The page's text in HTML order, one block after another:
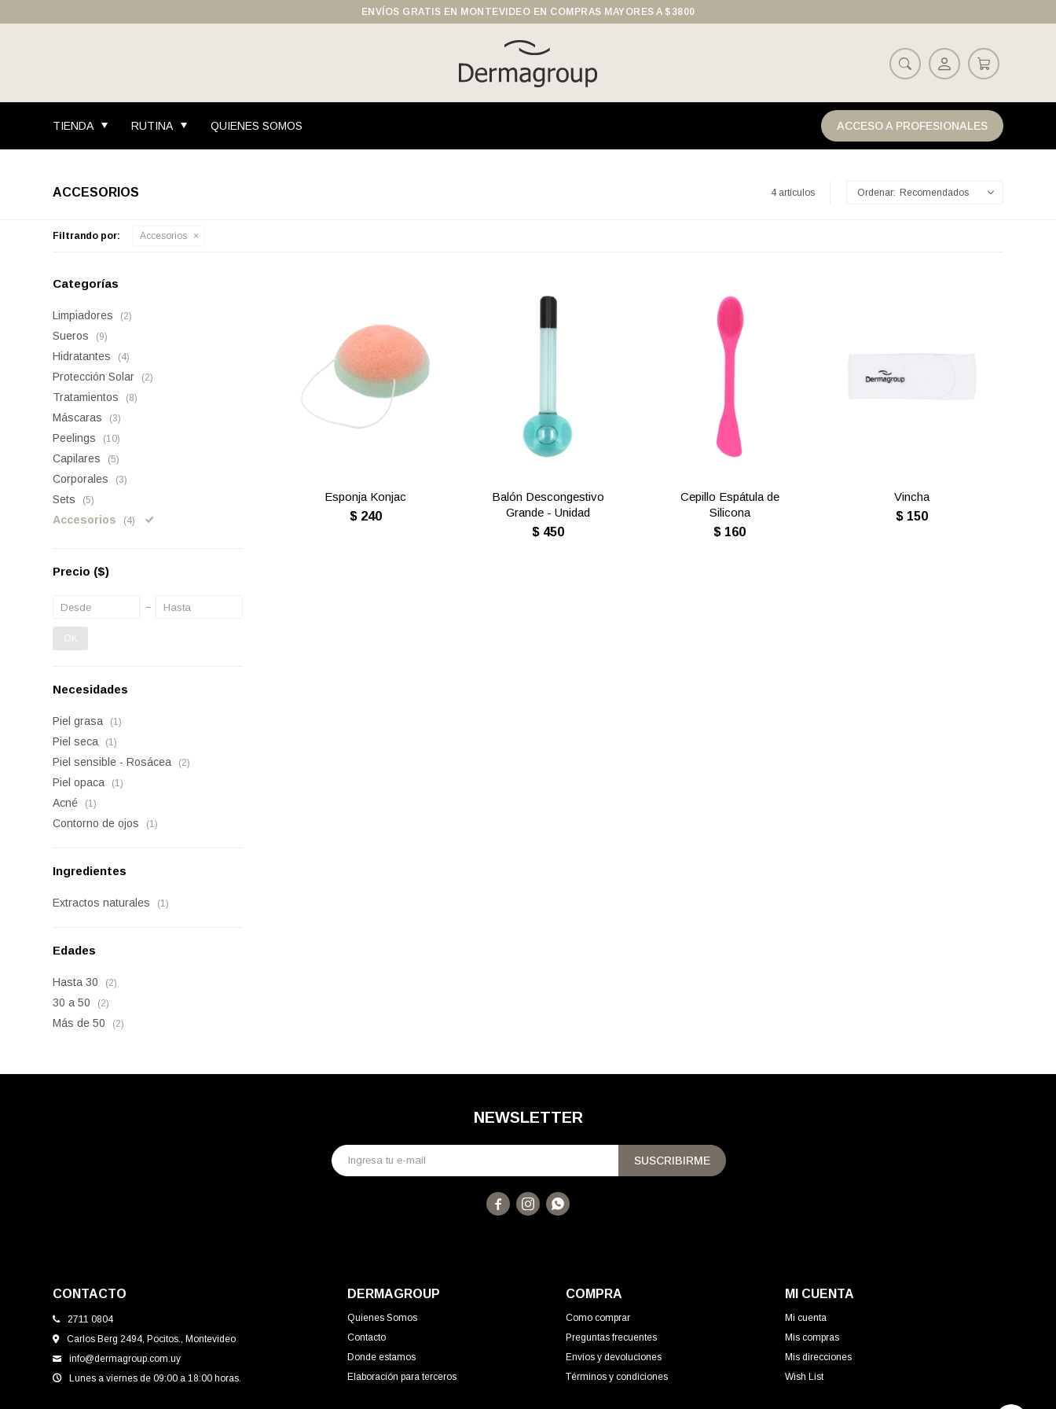
TIENDA RUTINA QUIENES SOMOS ACCESO A PROFESIONALES
ENVÍOS GRATIS EN MONTEVIDEO EN COMPRAS MAYORES A $3800
ACCESORIOS 4 artículos Recomendados
Filtrando por: Accesorios
Esponja Konjac
$ 240
Balón Descongestivo
Grande - Unidad
$ 450
Cepillo Espátula de
Silicona
$ 160
Vincha
$ 150
Categorías
Limpiadores (2)
Sueros (9)
Hidratantes (4)
Protección Solar (2)
Tratamientos (8)
Máscaras (3)
Peelings (10)
Capilares (5)
Corporales (3)
Sets (5)
Accesorios (4)
Precio ($)
OK
Necesidades
Piel grasa (1)
Piel seca (1)
Piel sensible - Rosácea (2)
Piel opaca (1)
Acné (1)
Contorno de ojos (1)
Ingredientes
Extractos naturales (1)
Edades
Hasta 30 (2)
30 a 50 (2)
Más de 50 (2)
CONTACTO
2711 0804
Carlos Berg 2494, Pocitos., Montevideo
info@dermagroup.com.uy
Lunes a viernes de 09:00 a 18:00 horas.
DERMAGROUP
Quienes Somos
Contacto
Donde estamos
Elaboración para terceros
COMPRA
Como comprar
Preguntas frecuentes
Envíos y devoluciones
Términos y condiciones
MI CUENTA
Mi cuenta
Mis compras
Mis direcciones
Wish List
NEWSLETTER
SUSCRIBIRME
  